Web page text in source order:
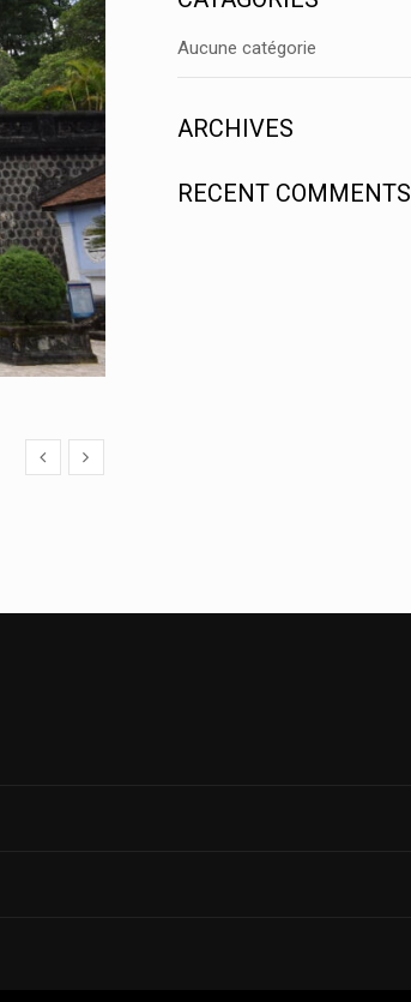
Aucune catégorie
ARCHIVES
RECENT COMMENTS